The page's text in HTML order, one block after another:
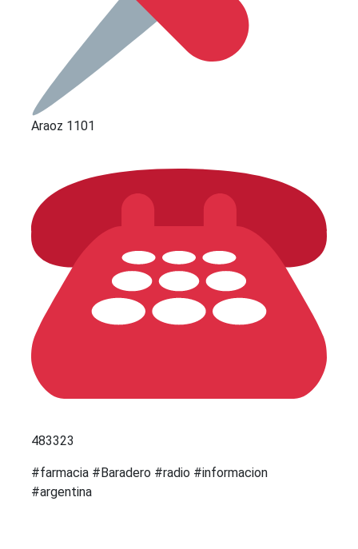
Araoz 1101
483323
#farmacia #Baradero #radio #informacion
#argentina